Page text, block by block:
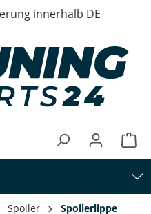
innerhalb DE
Spoiler Spoilerlippe